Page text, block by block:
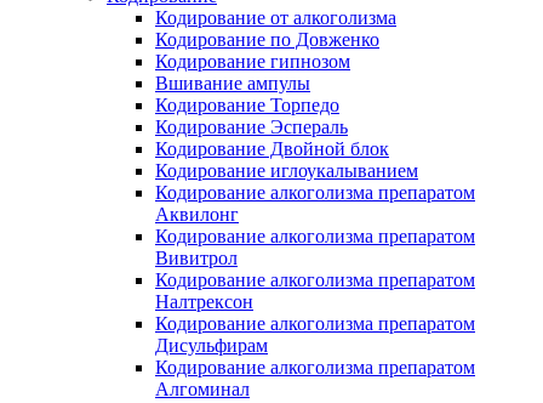
Кодирование от алкоголизма
Кодирование по Довженко
Кодирование гипнозом
Вшивание ампулы
Кодирование Торпедо
Кодирование Эспераль
Кодирование Двойной блок
Кодирование иглоукалыванием
Кодирование алкоголизма препаратом
Аквилонг
Кодирование алкоголизма препаратом
Вивитрол
Кодирование алкоголизма препаратом
Налтрексон
Кодирование алкоголизма препаратом
Дисульфирам
Кодирование алкоголизма препаратом
Алгоминал